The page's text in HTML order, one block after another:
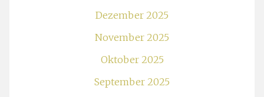
Dezember 2025
November 2025
Oktober 2025
September 2025